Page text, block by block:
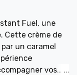
Fuel, une
Cette crème de
un caramel
vos